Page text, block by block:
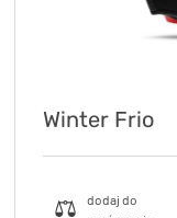
Winter Frio